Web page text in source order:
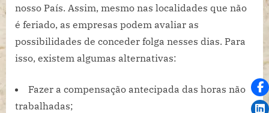
nosso País. Assim, mesmo nas localidades que não
é feriado, as empresas podem avaliar as
possibilidades de conceder folga nesses dias. Para
isso, existem algumas alternativas:
Fazer a compensação antecipada das horas não
trabalhadas;